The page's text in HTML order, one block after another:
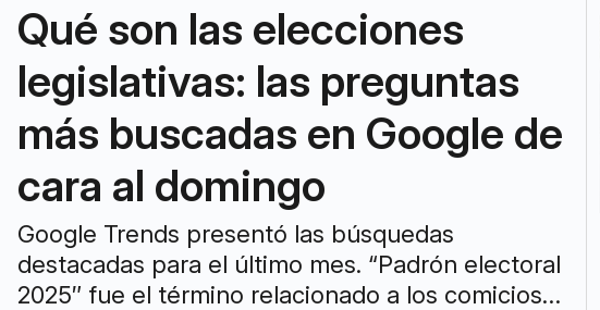
Qué son las elecciones
legislativas: las preguntas
más buscadas en Google de
cara al domingo
Google Trends presentó las búsquedas
destacadas para el último mes. “Padrón electoral
2025″ fue el término relacionado a los comicios